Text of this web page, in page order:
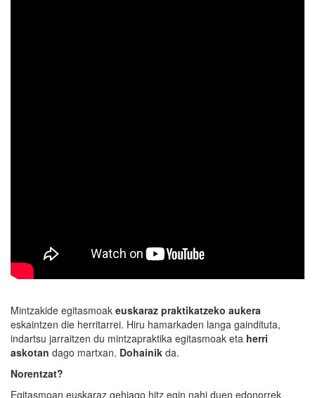
Mintzakide egitasmoak euskaraz praktikatzeko aukera
eskaintzen die herritarrei. Hiru hamarkaden langa gaindituta,
indartsu jarraitzen du mintzapraktika egitasmoak eta herri
askotan dago martxan. Dohainik da.
Norentzat?
Egitasmoan euskaraz gehiago hitz egin nahi duen edonorrek